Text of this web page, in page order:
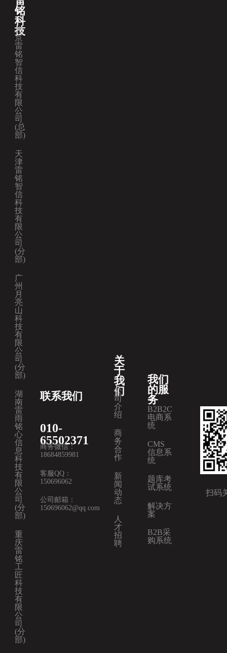
铭
科
技
北
京
雷
铭
智
信
科
技
有
限
公
司
(总
部)
天
津
雷
铭
智
信
科
技
有
限
公
司
(分
部)
广
州
月
亮
山
科
技
有
限
公
司
(分
部)
湖
南
雷
雨
铭
心
信
息
科
技
有
限
公
司
(分
部)
重
庆
雷
铭
工
匠
科
技
有
限
公
司
(分
部)
联系我们
010-
65502371
商务微信：
18684859981
客服QQ：
150696062
公司邮箱：
150696062@qq.com
关
于
我
们
公
司
介
绍
商
务
合
作
新
闻
动
态
人
才
招
聘
我们
的服
务
B2B2C
电商系
统
CMS
信息系
统
题库考
试系统
解决方
案
B2B采
购系统
扫码